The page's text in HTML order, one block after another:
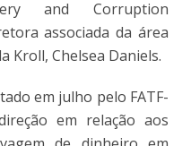
and Corruption
associada da área
Kroll, Chelsea Daniels.
em julho pelo FATF-
em relação aos